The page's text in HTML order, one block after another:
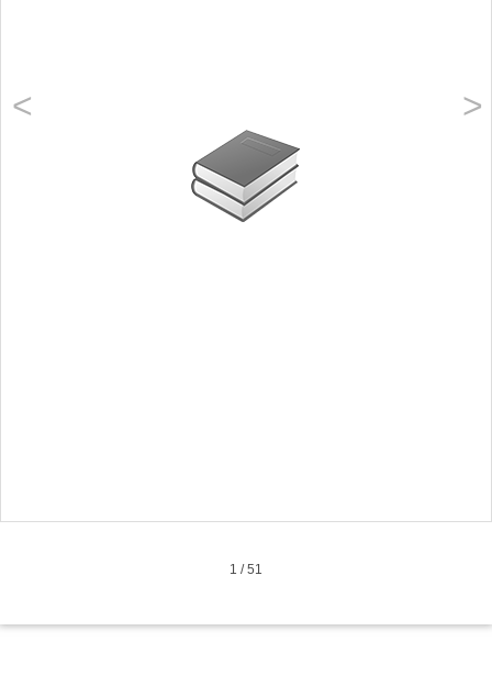
< >
1 /51